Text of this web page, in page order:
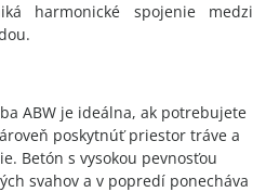
harmonické spojenie medzi
ABW je ideálna, ak potrebujete
poskytnúť priestor tráve a
Betón s vysokou pevnosťou
svahov a v popredí ponecháva